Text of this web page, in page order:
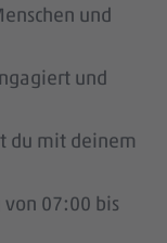
und
und
du mit deinem
von 07:00 bis